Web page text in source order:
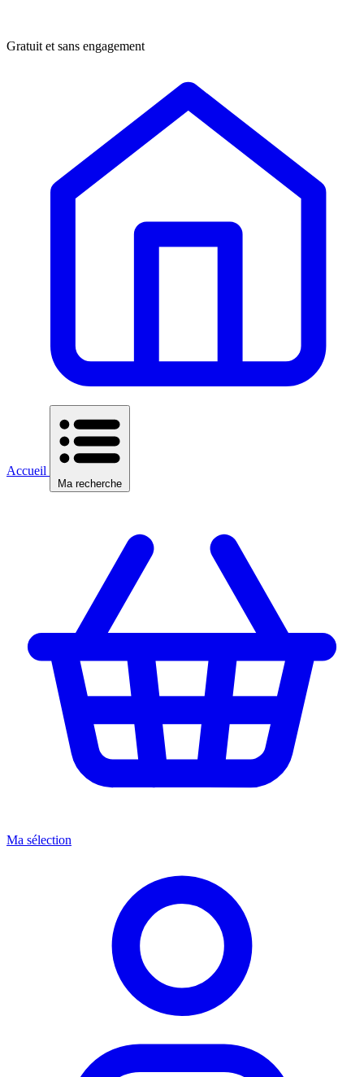
Gratuit et sans engagement
Accueil
Ma recherche
Ma sélection